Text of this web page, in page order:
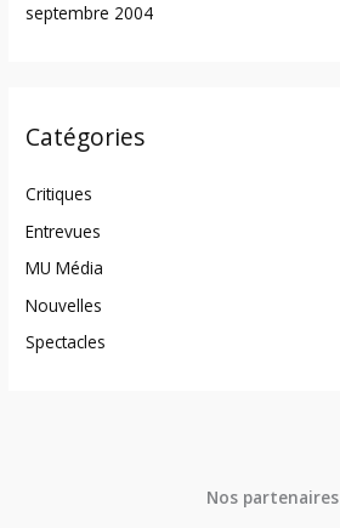
septembre 2004
Catégories
Critiques
Entrevues
MU Média
Nouvelles
Spectacles
Nos partenaires